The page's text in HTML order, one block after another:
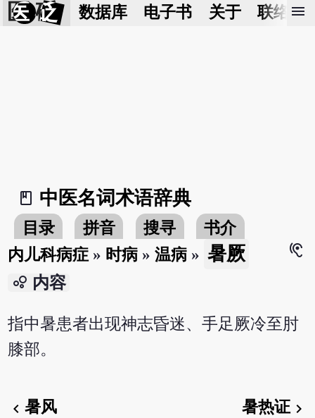
医 砭 数据库 电子书 关于 联络我
menu
book_2
中医名词术语辞典
目录 拼音 搜寻
书介
内儿科病症 » 时病 »温病 » 暑厥
hearing
bubble_chart 内容
指中暑患者出现神志昏迷、手足厥冷至肘
膝部。
chevron_left暑风 暑热证chevron_right